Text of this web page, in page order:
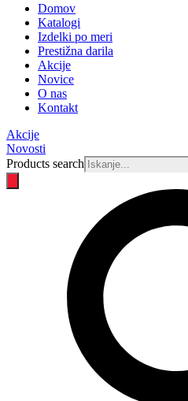
Domov
Katalogi
Izdelki po meri
Prestižna darila
Akcije
Novice
O nas
Kontakt
Akcije
Novosti
Products search